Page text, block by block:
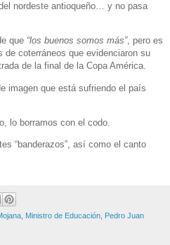
nordeste antioqueño… y no pasa
que “los buenos somos más”, pero es
coterráneos que evidenciaron su
de la final de la Copa América.
imagen que está sufriendo el país
lo borramos con el codo.
“banderazos”, así como el canto
Ministro de Educación Pedro Juan